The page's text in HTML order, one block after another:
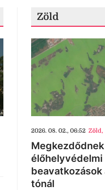
Zöld
2026. 08. 02., 06:52 Zöld,
élőhelyvédelmi
beavatkozások
tónál